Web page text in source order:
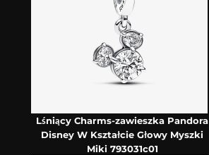
Lśniący Charms-zawieszka Pandora
Disney W Kształcie Głowy Myszki
Miki 793031c01